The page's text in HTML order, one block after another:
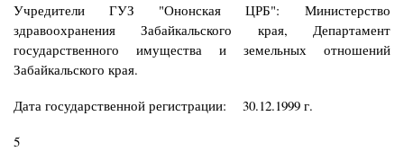
Учредители ГУЗ "Ононская ЦРБ": Министерство
здравоохранения Забайкальского края, Департамент
государственного имущества и земельных отношений
Забайкальского края.
Дата государственной регистрации: 30.12.1999 г.
5